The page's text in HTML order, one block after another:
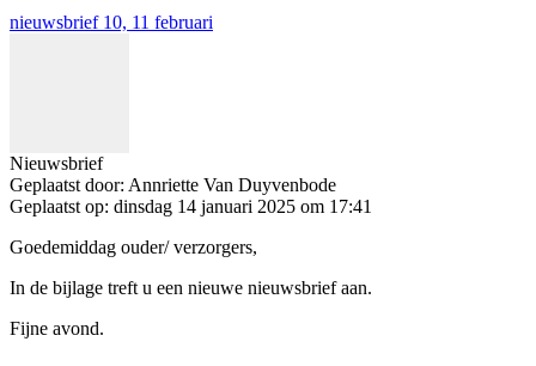
nieuwsbrief 10, 11 februari
Nieuwsbrief
Geplaatst door: Annriette Van Duyvenbode
Geplaatst op: dinsdag 14 januari 2025 om 17:41
Goedemiddag ouder/ verzorgers,
In de bijlage treft u een nieuwe nieuwsbrief aan.
Fijne avond.